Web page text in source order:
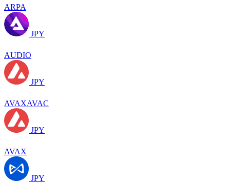
ARPA
JPY
AUDIO
JPY
AVAXAVAC
JPY
AVAX
JPY